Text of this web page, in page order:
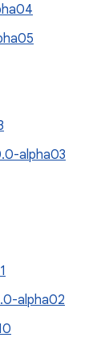
alpha03
alpha02